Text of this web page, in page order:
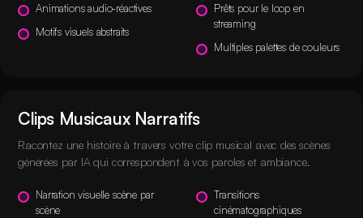
Animations audio-réactives
Motifs visuels abstraits
Prêts pour le loop en
streaming
Multiples palettes de couleurs
Clips Musicaux Narratifs
Racontez une histoire à travers votre clip musical avec des scènes
générées par IA qui correspondent à vos paroles et ambiance.
Narration visuelle scène par
scène
Transitions
cinématographiques